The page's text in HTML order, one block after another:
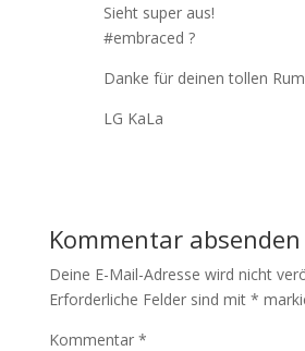
Sieht super aus!
#embraced ?
Danke für deinen tollen
LG KaLa
Kommentar absenden
Deine E-Mail-Adresse wird nicht
Erforderliche Felder sind mit *
Kommentar *